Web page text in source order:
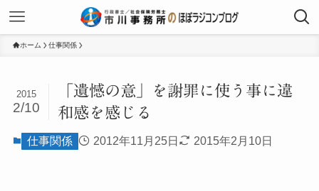
ホーム 仕事関係
「遺憾の意」を謝罪に使う事に違
和感を感じる
2015
2/10
仕事関係 2012年11月25日 2015年2月10日